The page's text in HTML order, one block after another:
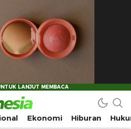
Secara Utuh
Ekonomi Hiburan